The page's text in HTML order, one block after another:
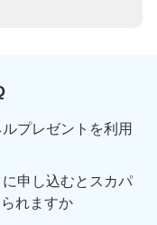
プレゼントを利用
申し込むとスカパ
れますか